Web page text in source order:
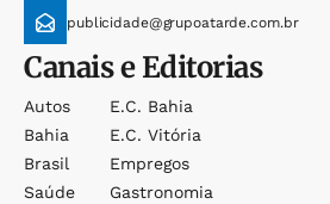
publicidade@grupoatarde.com.br
Canais e Editorias
Autos
Bahia
Brasil
Saúde
E.c. Bahia
E.c. Vitória
Empregos
Gastronomia